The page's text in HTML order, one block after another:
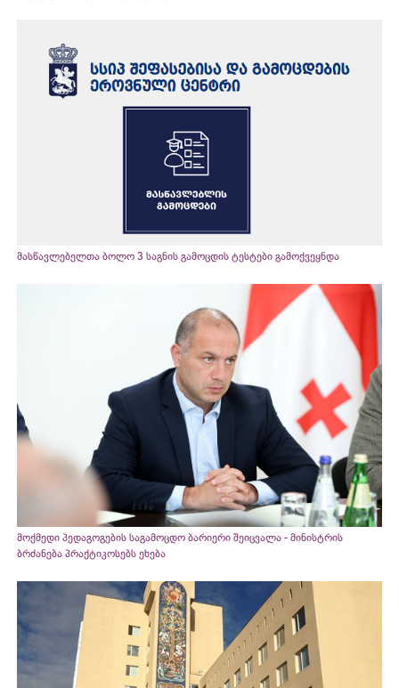
მასწავლებელთა ბოლო 3 საგნის გამოცდის ტესტები გამოქვეყნდა
მოქმედი პედაგოგების საგამოცდო ბარიერი შეიცვალა - მინისტრის
ბრძანება პრაქტიკოსებს ეხება